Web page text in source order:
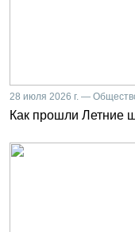
28 июля 2026 г. —
Как прошли Летние